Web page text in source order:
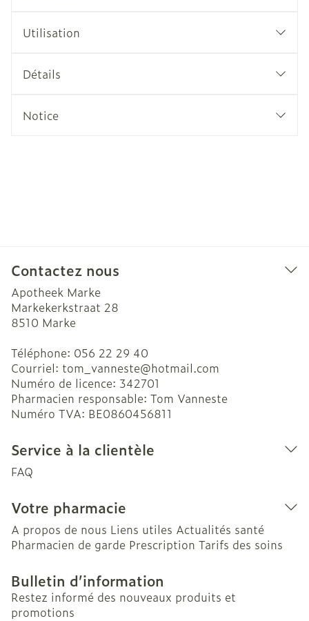
Utilisation
Détails
Notice
Contactez nous
Apotheek Marke
Markekerkstraat 28
8510 Marke
Téléphone: 056 22 29 40
Courriel: tom_vanneste@hotmail.com
Numéro de licence: 342701
Pharmacien responsable: Tom Vanneste
Numéro TVA: BE0860456811
Service à la clientèle
FAQ
Votre pharmacie
A propos de nous Liens utiles Actualités santé
Pharmacien de garde Prescription Tarifs des soins
Bulletin d’information
Restez informé des nouveaux produits et
promotions